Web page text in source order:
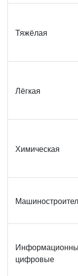
Тяжёлая
Лёгкая
Химическая
цифровые